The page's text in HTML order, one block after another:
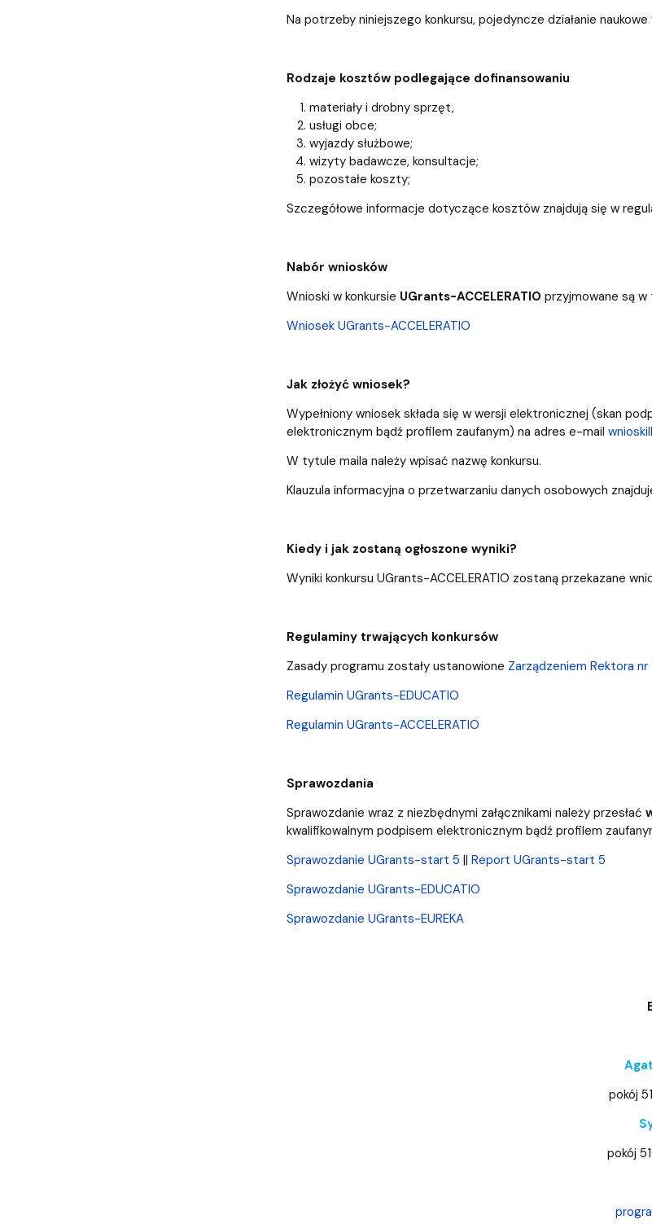
Na potrzeby niniejszego konkursu, pojedyncze działanie
Rodzaje kosztów podlegające dofinansowaniu
materiały i drobny sprzęt,
usługi obce;
wyjazdy służbowe;
wizyty badawcze, konsultacje;
pozostałe koszty;
Szczegółowe informacje dotyczące kosztów znajdują się w
Nabór wniosków
Wnioski w konkursie UGrants-ACCELERATIO przyjmowane są w
Wniosek UGrants-ACCELERATIO
Jak złożyć wniosek?
Wypełniony wniosek składa się w wersji elektronicznej (skan
elektronicznym bądź profilem zaufanym) na adres e-mail
W tytule maila należy wpisać nazwę konkursu.
Klauzula informacyjna o przetwarzaniu danych osobowych
Kiedy i jak zostaną ogłoszone wyniki?
Wyniki konkursu UGrants-ACCELERATIO zostaną przekazane
Regulaminy trwających konkursów
Zasady programu zostały ustanowione Zarządzeniem Rektora nr
Regulamin UGrants-EDUCATIO
Regulamin UGrants-ACCELERATIO
Sprawozdania
Sprawozdanie wraz z niezbędnymi załącznikami należy przesłać
kwalifikowalnym podpisem elektronicznym bądź profilem
Sprawozdanie UGrants-start 5 || Report UGrants-start 5
Sprawozdanie UGrants-EDUCATIO
Sprawozdanie UGrants-EUREKA
pokój
pokój